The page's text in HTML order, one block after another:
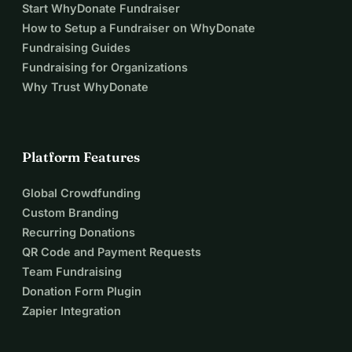
Start WhyDonate Fundraiser
How to Setup a Fundraiser on WhyDonate
Fundraising Guides
Fundraising for Organizations
Why Trust WhyDonate
Platform Features
Global Crowdfunding
Custom Branding
Recurring Donations
QR Code and Payment Requests
Team Fundraising
Donation Form Plugin
Zapier Integration